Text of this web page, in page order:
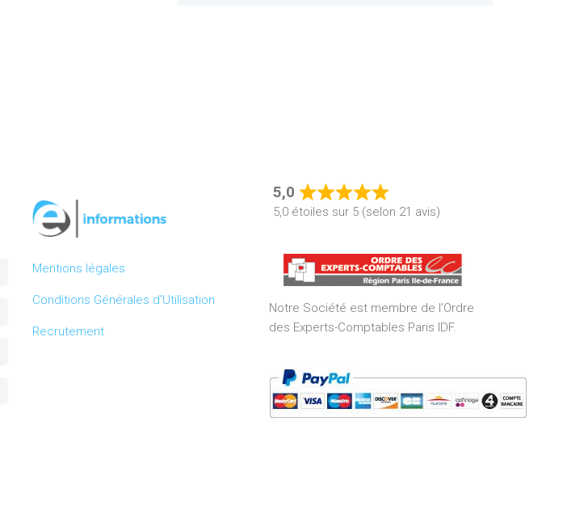
Mentions légales
Conditions Générales d’Utilisation
Recrutement
5,0
Rated
5,0
5
5,0 étoiles sur 5 (selon 21 avis)
Notre Société est membre de l’Ordre
des Experts-Comptables Paris IDF.